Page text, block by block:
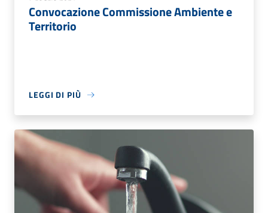
Convocazione Commissione Ambiente e
Territorio
LEGGI DI PIÙ